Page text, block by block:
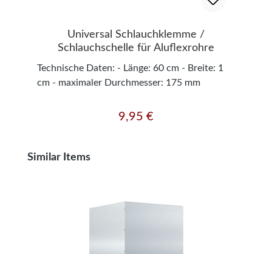
Universal Schlauchklemme /
Schlauchschelle für Aluflexrohre
Technische Daten: - Länge: 60 cm - Breite: 1
cm - maximaler Durchmesser: 175 mm
Regulärer Preis:
9,95 €
Produktgalerie überspringen
Similar Items